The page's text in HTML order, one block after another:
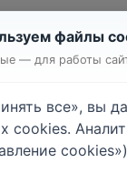
файлы
— для работы
все», вы
cookies.